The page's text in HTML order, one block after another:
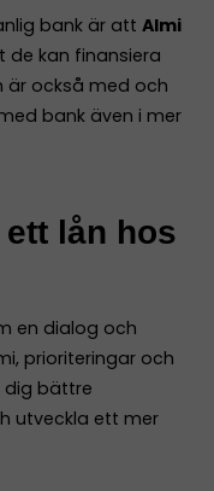
bank är att Almi
de kan finansiera
är också med och
bank även i mer
lån hos
en dialog och
prioriteringar och
dig bättre
utveckla ett mer